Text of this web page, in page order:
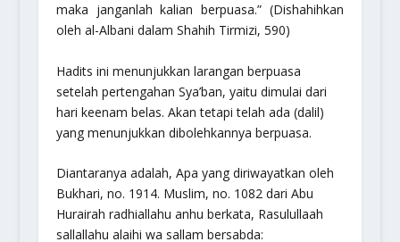
maka janganlah kalian berpuasa.”(Dishahihkan
oleh al-Albani dalam Shahih Tirmizi, 590)
Hadits ini menunjukkan larangan berpuasa
setelah pertengahan Sya’ban, yaitu dimulai dari
hari keenam belas. Akan tetapi telah ada (dalil)
yang menunjukkan dibolehkannya berpuasa.
Diantaranya adalah, Apa yang diriwayatkan oleh
Bukhari, no. 1914. Muslim, no. 1082 dari Abu
Hurairah radhiallahu anhu berkata, Rasulullaah
sallallahu alaihi wa sallam bersabda: